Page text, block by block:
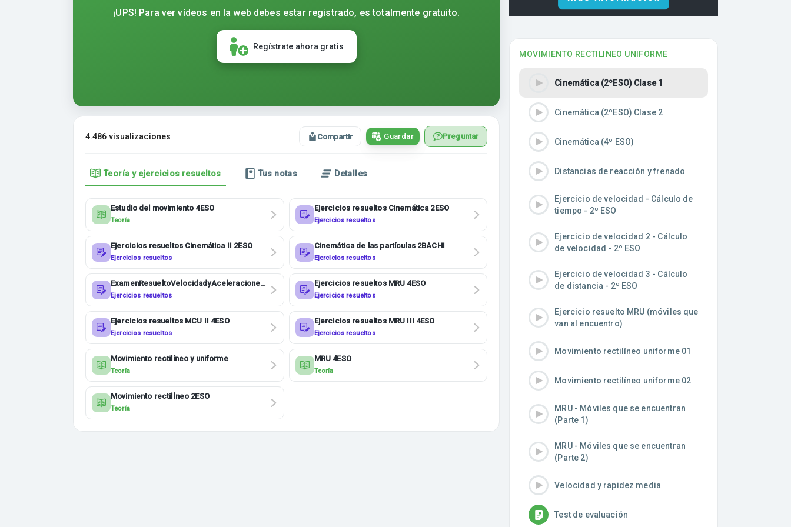
¡UPS! Para ver vídeos en la web debes estar registrado, es totalmente gratuito.
Regístrate ahora gratis
4.486 visualizaciones Compartir Guardar Preguntar
Teoría y ejercicios resueltos Tus notas Detalles
Estudio del movimiento 4ESO
Teoría
Ejercicios resueltos Cinemática 2ESO
Ejercicios resueltos
Ejercicios resueltos Cinemática II 2ESO
Ejercicios resueltos
Cinemática de las partículas 2BACHI
Ejercicios resueltos
ExamenResueltoVelocidadyAceleraciones
4ESO
Ejercicios resueltos
Ejercicios resueltos MRU 4ESO
Ejercicios resueltos
Ejercicios resueltos MCU II 4ESO
Ejercicios resueltos
Ejercicios resueltos MRU III 4ESO
Ejercicios resueltos
Movimiento rectilíneo y uniforme
Teoría
MRU 4ESO
Teoría
Movimiento rectilÍneo 2ESO
Teoría
MOVIMIENTO RECTILINEO UNIFORME
Cinemática (2ºESO) Clase 1
Cinemática (2ºESO) Clase 2
Cinemática (4º ESO)
Distancias de reacción y frenado
Ejercicio de velocidad - Cálculo de
tiempo - 2º ESO
Ejercicio de velocidad 2 - Cálculo
de velocidad - 2º ESO
Ejercicio de velocidad 3 - Cálculo
de distancia - 2º ESO
Ejercicio resuelto MRU (móviles que
van al encuentro)
Movimiento rectilíneo uniforme 01
Movimiento rectilíneo uniforme 02
MRU - Móviles que se encuentran
(Parte 1)
MRU - Móviles que se encuentran
(Parte 2)
Velocidad y rapidez media
Test de evaluación